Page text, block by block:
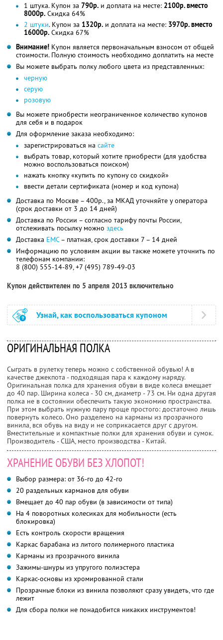
1 штука. Купон за 790р. и доплата на месте: 2100р. вместо
8000р. Скидка 64%
2 штуки. Купон за 1320р. и доплата на месте: 3970р. вместо
16000р. Скидка 67%
Внимание! Купон является первоначальным взносом от общей
стоимости. Полную стоимость необходимо доплатить на месте
Вы можете выбрать полку любого цвета из представленных:
черную
серую
розовую
Вы можете приобрести неограниченное количество купонов
для себя и в подарок
Для оформление заказа необходимо:
зарегистрироваться на сайте
выбрать товар, который хотите приобрести (для удобства
можно воспользоваться поиском)
нажать кнопку «купить по купону со скидкой»
ввести детали сертификата (номер и код купона)
Доставка по Москве – 400р., за МКАД уточняйте у оператора
(срок доставки от 3 до 14 дней)
Доставка по России – согласно тарифу почты России,
отслеживать посылку можно здесь
Доставка EMC– платная, срок доставки 7 – 14 дней
Информацию по условиям акции вы также можете уточнить по
телефонам компании:
8 (800) 555-14-89, +7 (495) 789-49-03
Купон действителен по 5 апреля 2013 включительно
Узнай, как воспользоваться купоном
ОРИГИНАЛЬНАЯ ПОЛКА
Сыграть в рулетку теперь можно с собственной обувью! А в
качестве джекпота - подходящая пара к каждому наряду.
Оригинальная полка для хранения обуви в виде колеса вмещает
до 40 пар. Ширина колеса - 30 см, диаметр - 73 см. Ни одна другая
полка не в состоянии обеспечить такую экономию пространства.
При этом выбрать нужную пару проще простого: достаточно лишь
повернуть колесо. Оно разделено на карманы из прозрачного
винила, вся обувь на виду и не соприкасается друг с другом.
Вместительные и компактные полки для хранения обуви и сумок.
Производитель - США, место производства - Китай.
ХРАНЕНИЕ ОБУВИ БЕЗ ХЛОПОТ!
Выбор размера: от 36-го до 42-го
20 раздельных карманов для обуви
Вмещает до 40 пар обуви (в зависимости от типа)
На 4 поворотных колесиках для мобильности (есть
блокировка)
Есть контроль скорости вращения
Каркас барабана из литого полимерного пластика
Карманы из прозрачного винила
Зажимы-шнуры из упругого полиэстера
Каркас-основы из хромированной стали
Прозрачные блоки из винила позволяют сразу увидеть, что где
лежит
Для сбора полки не понадобится никаких инструментов!